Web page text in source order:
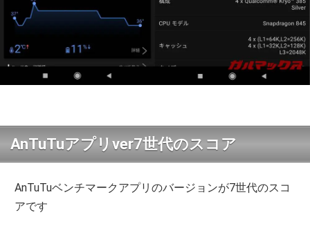
AnTuTuアプリver7世代のスコア
AnTuTuベンチマークアプリのバージョンが7世代のスコ
アです